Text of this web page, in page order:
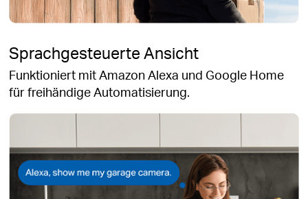
Sprachgesteuerte Ansicht
Funktioniert mit Amazon Alexa und Google Home
für freihändige Automatisierung.